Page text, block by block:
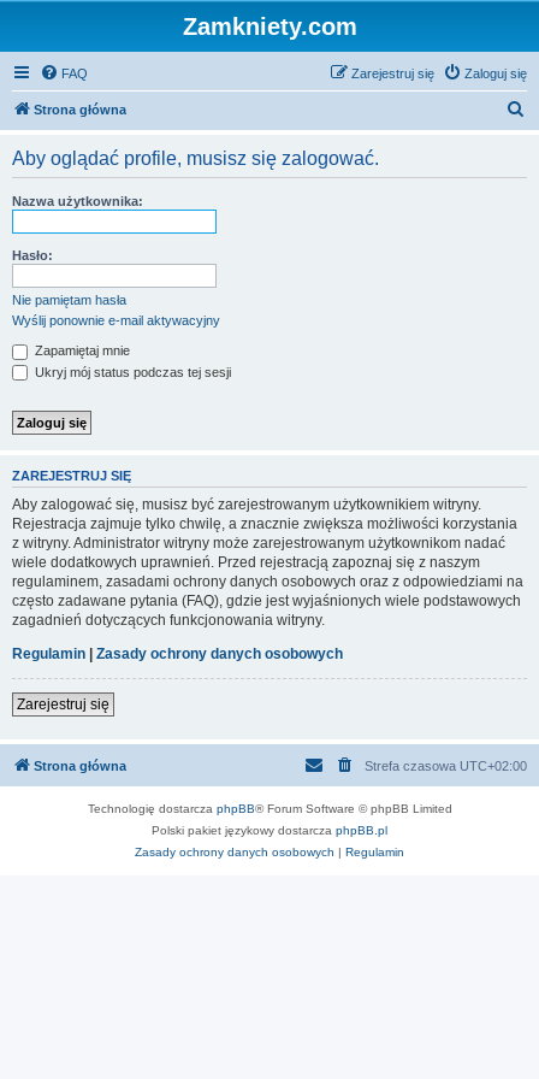
Zamkniety.com
FAQ Zaloguj się
Zarejestruj się
Strona główna
Aby oglądać profile, musisz się zalogować.
Nazwa użytkownika:
Hasło:
Nie pamiętam hasła
Wyślij ponownie e-mail aktywacyjny
Zapamiętaj mnie
Ukryj mój status podczas tej sesji
ZAREJESTRUJ SIĘ
Aby zalogować się, musisz być zarejestrowanym użytkownikiem witryny.
Rejestracja zajmuje tylko chwilę, a znacznie zwiększa możliwości korzystania
z witryny. Administrator witryny może zarejestrowanym użytkownikom nadać
wiele dodatkowych uprawnień. Przed rejestracją zapoznaj się z naszym
regulaminem, zasadami ochrony danych osobowych oraz z odpowiedziami na
często zadawane pytania (FAQ), gdzie jest wyjaśnionych wiele podstawowych
zagadnień dotyczących funkcjonowania witryny.
Regulamin | Zasady ochrony danych osobowych
Zarejestruj się
Strona główna Strefa czasowa UTC+02:00
Technologię dostarcza phpBB® Forum Software © phpBB Limited
Polski pakiet językowy dostarcza phpBB.pl
Zasady ochrony danych osobowych | Regulamin